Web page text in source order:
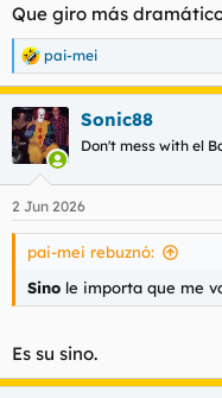
:
Que giro más
R
e
a
c
c
i
e
s
pai-mei
Sonic88
Don't mess with el
2 Jun 2026
pai-mei rebuznó:
Sino le importa que me
Es su sino.